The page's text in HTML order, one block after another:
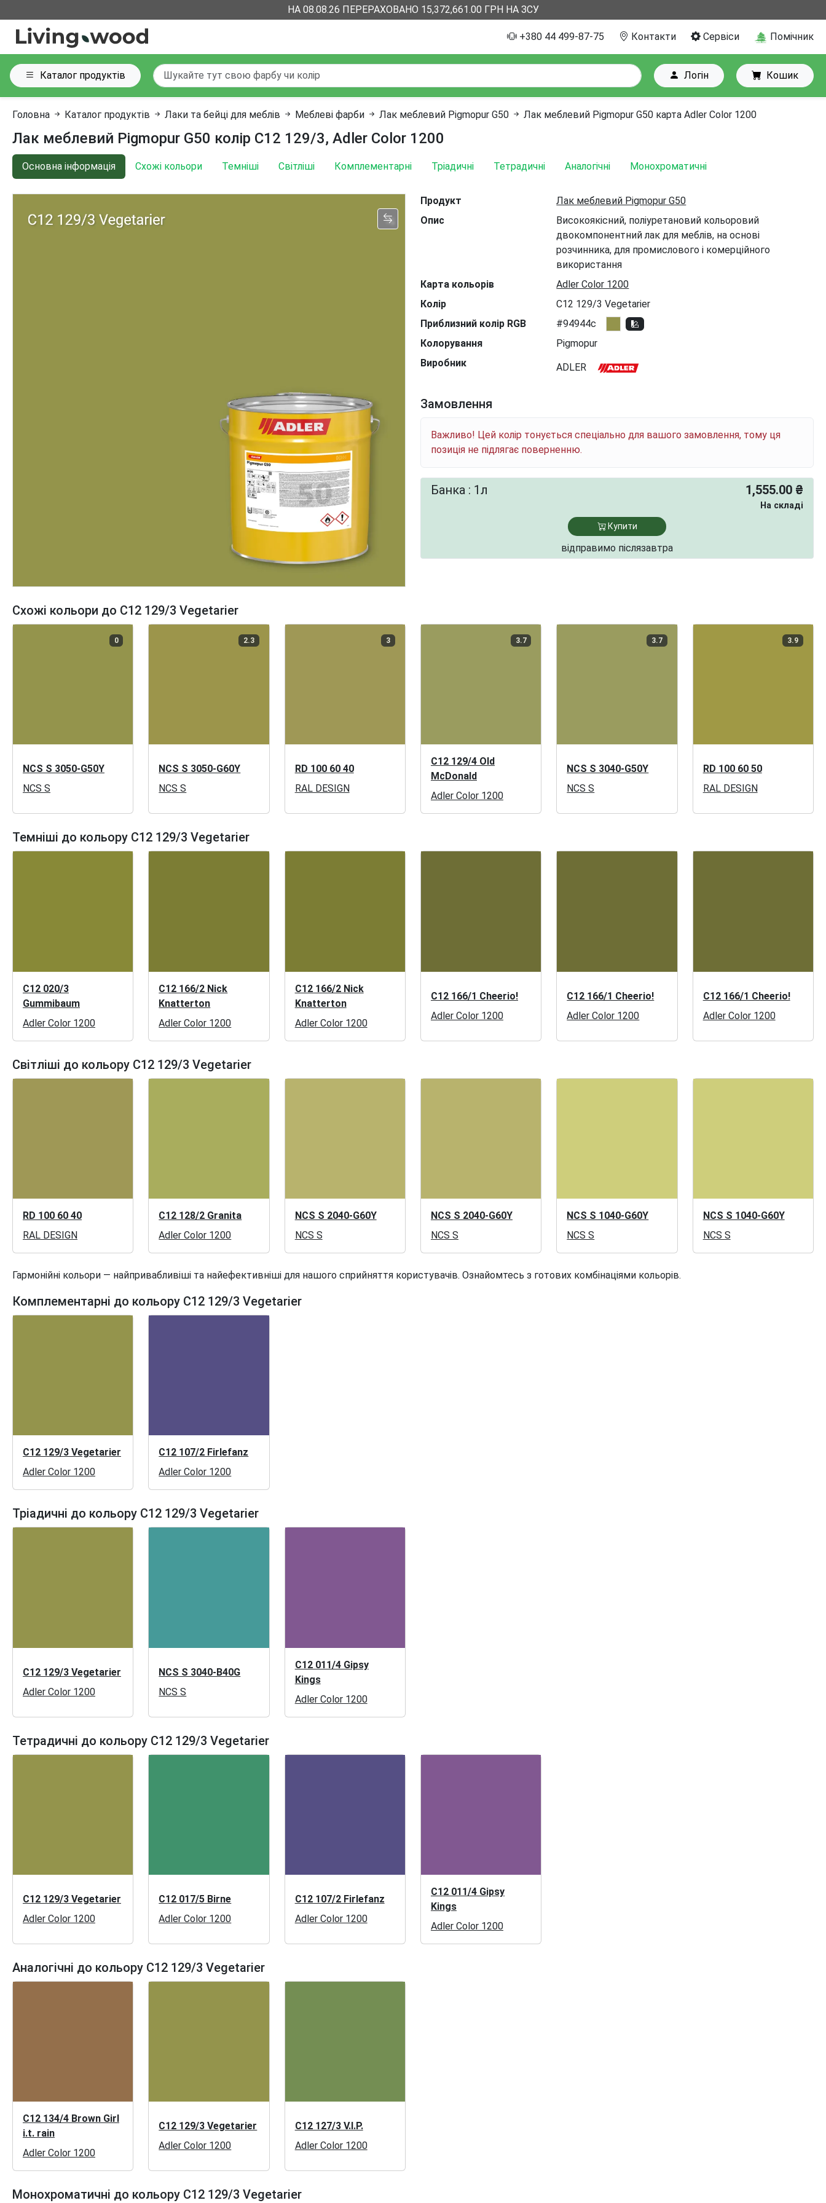
НА 08.08.26 ПЕРЕРАХОВАНО 15,372,661.00 ГРН НА ЗСУ
+380 44 499-87-75 Контакти Сервіси Помічник
Каталог продуктів Логін Кошик
Головна Каталог продуктів Лаки та бейці для меблів Меблеві фарби Лак меблевий Pigmopur G50 Лак меблевий Pigmopur G50 карта Adler Color 1200
Лак меблевий Pigmopur G50 колір C12 129/3, Adler Color 1200
Основна інформація Схожі кольори Темніші Світліші Комплементарні Тріадичні Тетрадичні Аналогічні Монохроматичні
Продукт
Лак меблевий Pigmopur G50
Опис
Високоякісний, поліуретановий кольоровий
двокомпонентний лак для меблів, на основі
розчинника, для промислового і комерційного
використання
Карта кольорів
Adler Color 1200
Колір
C12 129/3 Vegetarier
Приблизний колір RGB
#94944c
Колорування
Pigmopur
Виробник
ADLER
Замовлення
Важливо! Цей колір тонується спеціально для вашого замовлення, тому ця
позиція не підлягає поверненню.
Банка : 1л 1,555.00 ₴
На складі
Купити
відправимо післязавтра
Схожі кольори до C12 129/3 Vegetarier
0
NCS S 3050-G50Y
NCS S
2.3
NCS S 3050-G60Y
NCS S
3
RD 100 60 40
RAL DESIGN
3.7
C12 129/4 Old
McDonald
Adler Color 1200
3.7
NCS S 3040-G50Y
NCS S
3.9
RD 100 60 50
RAL DESIGN
Темніші до кольору C12 129/3 Vegetarier
C12 020/3
Gummibaum
Adler Color 1200
C12 166/2 Nick
Knatterton
Adler Color 1200
C12 166/2 Nick
Knatterton
Adler Color 1200
C12 166/1 Cheerio!
Adler Color 1200
C12 166/1 Cheerio!
Adler Color 1200
C12 166/1 Cheerio!
Adler Color 1200
Світліші до кольору C12 129/3 Vegetarier
RD 100 60 40
RAL DESIGN
C12 128/2 Granita
Adler Color 1200
NCS S 2040-G60Y
NCS S
NCS S 2040-G60Y
NCS S
NCS S 1040-G60Y
NCS S
NCS S 1040-G60Y
NCS S
Гармонійні кольори — найпривабливіші та найефективніші для нашого сприйняття користувачів. Ознайомтесь з готових комбінаціями кольорів.
Комплементарні до кольору C12 129/3 Vegetarier
C12 129/3 Vegetarier
Adler Color 1200
C12 107/2 Firlefanz
Adler Color 1200
Тріадичні до кольору C12 129/3 Vegetarier
C12 129/3 Vegetarier
Adler Color 1200
NCS S 3040-B40G
NCS S
C12 011/4 Gipsy
Kings
Adler Color 1200
Тетрадичні до кольору C12 129/3 Vegetarier
C12 129/3 Vegetarier
Adler Color 1200
C12 017/5 Birne
Adler Color 1200
C12 107/2 Firlefanz
Adler Color 1200
C12 011/4 Gipsy
Kings
Adler Color 1200
Аналогічні до кольору C12 129/3 Vegetarier
C12 134/4 Brown Girl
i.t. rain
Adler Color 1200
C12 129/3 Vegetarier
Adler Color 1200
C12 127/3 V.I.P.
Adler Color 1200
Монохроматичні до кольору C12 129/3 Vegetarier